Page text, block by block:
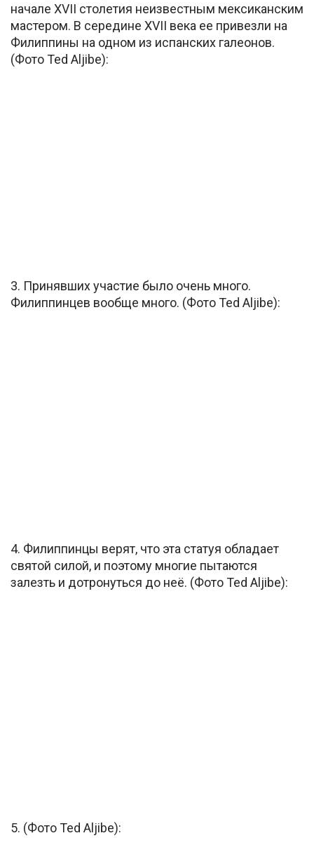
начале XVII столетия неизвестным мексиканским
мастером. В середине XVII века ее привезли на
Филиппины на одном из испанских галеонов.
(Фото Ted Aljibe):
3. Принявших участие было очень много.
Филиппинцев вообще много. (Фото Ted Aljibe):
4. Филиппинцы верят, что эта статуя обладает
святой силой, и поэтому многие пытаются
залезть и дотронуться до неё. (Фото Ted Aljibe):
5. (Фото Ted Aljibe):